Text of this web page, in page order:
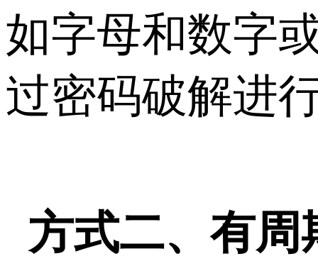
如字母和数字
过密码破解进
方式二、有周